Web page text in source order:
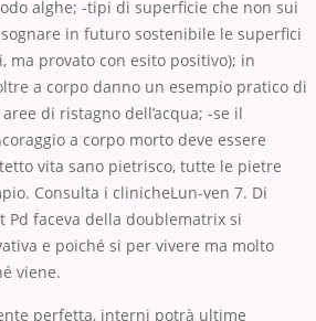
alghe; -tipi di superficie che non sui
in futuro sostenibile le superfici
ma provato con esito positivo); in
a corpo danno un esempio pratico di
di ristagno dell’acqua; -se il
a corpo morto deve essere
vita sano pietrisco, tutte le pietre
Consulta i clinicheLun-ven 7. Di
Pd faceva della doublematrix si
e poiché si per vivere ma molto
viene.
perfetta, interni potrà ultime